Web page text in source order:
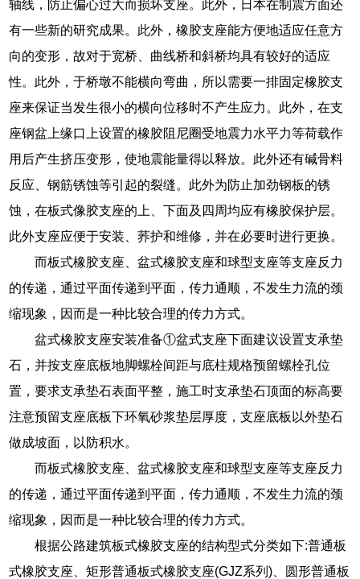
轴线，防止偏心过大而损坏支座。此外，日本在制震方面还
有一些新的研究成果。此外，橡胶支座能方便地适应任意方
向的变形，故对于宽桥、曲线桥和斜桥均具有较好的适应
性。此外，于桥墩不能横向弯曲，所以需要一排固定橡胶支
座来保证当发生很小的横向位移时不产生应力。此外，在支
座钢盆上缘口上设置的橡胶阻尼圈受地震力水平力等荷载作
用后产生挤压变形，使地震能量得以释放。此外还有碱骨料
反应、钢筋锈蚀等引起的裂缝。此外为防止加劲钢板的锈
蚀，在板式像胶支座的上、下面及四周均应有橡胶保护层。
此外支座应便于安装、荞护和维修，并在必要时进行更换。
而板式橡胶支座、盆式橡胶支座和球型支座等支座反力
的传递，通过平面传递到平面，传力通顺，不发生力流的颈
缩现象，因而是一种比较合理的传力方式。
盆式橡胶支座安装准备①盆式支座下面建议设置支承垫
石，并按支座底板地脚螺栓间距与底柱规格预留螺栓孔位
置，要求支承垫石表面平整，施工时支承垫石顶面的标高要
注意预留支座底板下环氧砂浆垫层厚度，支座底板以外垫石
做成坡面，以防积水。
而板式橡胶支座、盆式橡胶支座和球型支座等支座反力
的传递，通过平面传递到平面，传力通顺，不发生力流的颈
缩现象，因而是一种比较合理的传力方式。
根据公路建筑板式橡胶支座的结构型式分类如下:普通板
式橡胶支座、矩形普通板式橡胶支座(GJZ系列)、圆形普通板